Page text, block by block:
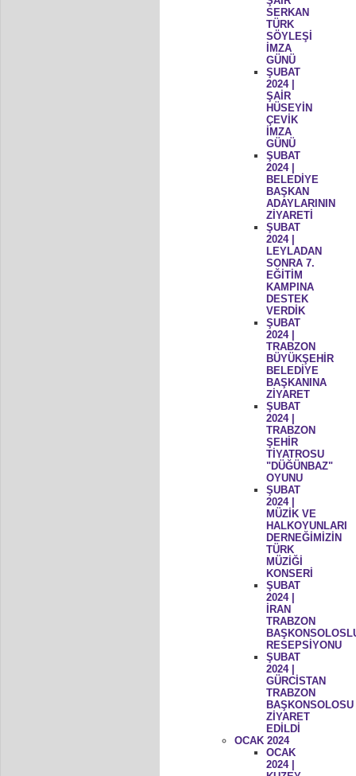
SERKAN
TÜRK
SÖYLEŞİ
İMZA
GÜNÜ
ŞUBAT
2024 |
ŞAİR
HÜSEYİN
ÇEVİK
İMZA
GÜNÜ
ŞUBAT
2024 |
BELEDİYE
BAŞKAN
ADAYLARININ
ZİYARETİ
ŞUBAT
2024 |
LEYLADAN
SONRA 7.
EĞİTİM
KAMPINA
DESTEK
VERDİK
ŞUBAT
2024 |
TRABZON
BÜYÜKŞEHİR
BELEDİYE
BAŞKANINA
ZİYARET
ŞUBAT
2024 |
TRABZON
ŞEHİR
TİYATROSU
"DÜĞÜNBAZ"
OYUNU
ŞUBAT
2024 |
MÜZİK VE
HALKOYUNLARI
DERNEĞİMİZİN
TÜRK
MÜZİĞİ
KONSERİ
ŞUBAT
2024 |
İRAN
TRABZON
RESEPSİYONU
ŞUBAT
2024 |
GÜRCİSTAN
TRABZON
BAŞKONSOLOSU
ZİYARET
EDİLDİ
OCAK 2024
OCAK
2024 |